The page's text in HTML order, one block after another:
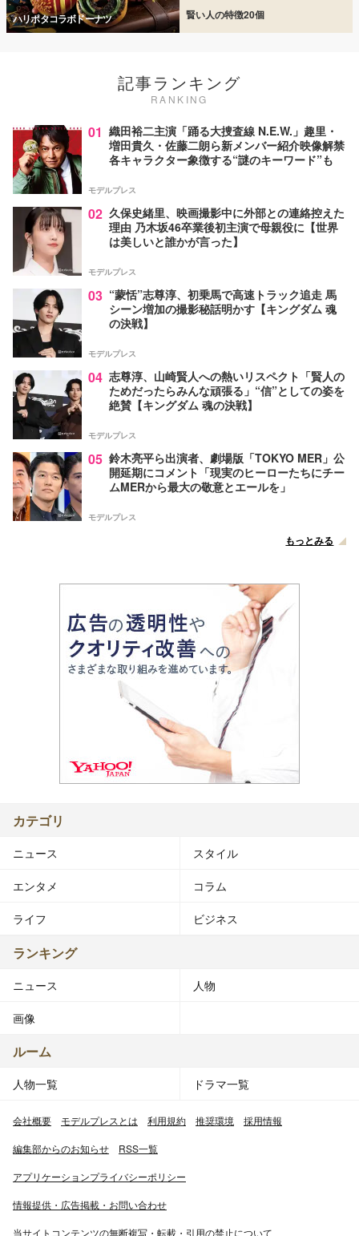
ハリポタコラボドーナツ 賢い人の特徴20個
記事ランキング
RANKING
01 織田裕二主演「踊る大捜査線 N.E.W.」趣里・
増田貴久・佐藤二朗ら新メンバー紹介映像解禁
各キャラクター象徴する“謎のキーワード”も
モデルプレス
02 久保史緒里、映画撮影中に外部との連絡控えた
理由 乃木坂46卒業後初主演で母親役に【世界
は美しいと誰かが言った】
モデルプレス
03 “蒙恬”志尊淳、初乗馬で高速トラック追走 馬
シーン増加の撮影秘話明かす【キングダム 魂
の決戦】
モデルプレス
04 志尊淳、山崎賢人への熱いリスペクト「賢人の
ためだったらみんな頑張る」“信”としての姿を
絶賛【キングダム 魂の決戦】
モデルプレス
05 鈴木亮平ら出演者、劇場版「TOKYO MER」公
開延期にコメント「現実のヒーローたちにチー
ムMERから最大の敬意とエールを」
モデルプレス
もっとみる
カテゴリ
ニュース スタイル
エンタメ コラム
ライフ ビジネス
ランキング
ニュース 人物
画像
ルーム
人物一覧 ドラマ一覧
会社概要 モデルプレスとは 利用規約 推奨環境 採用情報
編集部からのお知らせ RSS一覧
アプリケーションプライバシーポリシー
情報提供・広告掲載・お問い合わせ
当サイトコンテンツの無断複写・転載・引用の禁止について